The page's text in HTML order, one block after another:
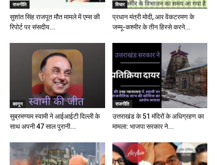
राजनीति
सुशांत सिंह राजपूत मौत मामले में एम्स की
रिपोर्ट पर संसदीय...
विचार
प्रधान मंत्री मोदी, आर वेंकटरमण के
जम्मू-कश्मीर के तीन हिस्से करने...
कानून
सुब्रमण्यम स्वामी ने आईआईटी दिल्ली के
साथ अपनी 47 साल पुरानी...
राजनीति
उत्तराखंड के 51 मंदिरों के अधिग्रहण का
मामला: भाजपा सरकार ने...